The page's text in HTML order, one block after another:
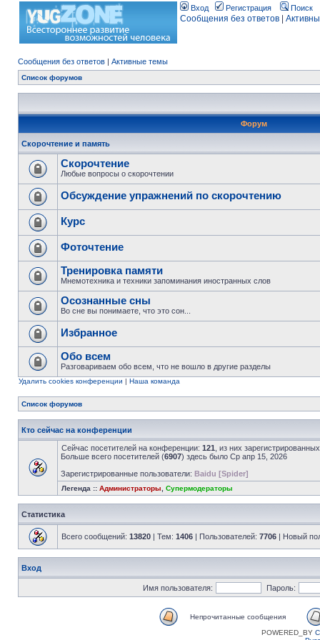
Вход Регистрация Поиск
Сообщения без ответов
Сообщения без ответов | Активные темы
Список форумов
Форум
Скорочтение и память
Скорочтение
Любые вопросы о скорочтении
Обсуждение упражнений по скорочтению
Курс
Фоточтение
Тренировка памяти
Мнемотехника и техники запоминания иностранных слов
Осознанные сны
Во сне вы понимаете, что это сон...
Избранное
Обо всем
Разговариваем обо всем, что не вошло в другие разделы
Удалить cookies конференции | Наша команда
Список форумов
Кто сейчас на конференции
Сейчас посетителей на конференции: 121 , из них
Больше всего посетителей (6907) здесь было Ср апр 15, 2026
Зарегистрированные пользователи: Baidu [Spider]
Легенда :: Администраторы Супермодераторы
Статистика
Всего сообщений: 13820 | Тем: 1406 | Пользователей: 7706 | Новый
Вход
Имя пользователя: Пароль:
Непрочитанные сообщения
POWERED_BY